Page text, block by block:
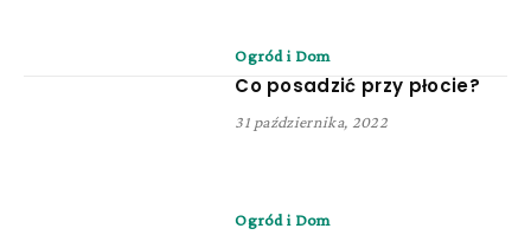
Ogród i Dom
Co posadzić przy płocie?
31 października, 2022
Ogród i Dom